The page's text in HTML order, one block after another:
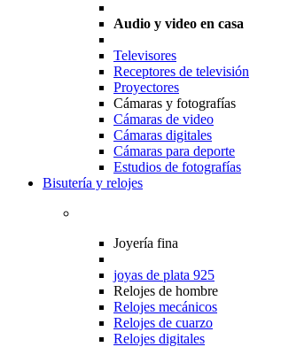
Audio y video en casa
Televisores
Receptores de televisión
Proyectores
Cámaras y fotografías
Cámaras de video
Cámaras digitales
Cámaras para deporte
Estudios de fotografías
Bisutería y relojes
Joyería fina
joyas de plata 925
Relojes de hombre
Relojes mecánicos
Relojes de cuarzo
Relojes digitales